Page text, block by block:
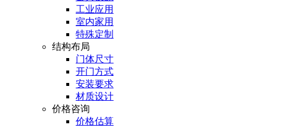
工业应用
室内家用
特殊定制
结构布局
门体尺寸
开门方式
安装要求
材质设计
价格咨询
价格估算